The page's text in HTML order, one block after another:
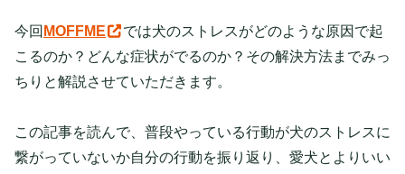
今回 MOFFME
では犬のストレスがどのような原因で起
こるのか？どんな症状がでるのか？その解決方法までみっ
ちりと解説させていただきます。
この記事を読んで、普段やっている行動が犬のストレスに
繋がっていないか自分の行動を振り返り、愛犬とよりいい